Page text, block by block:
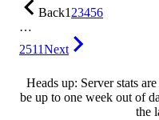
Back123456
…
2511Next
Heads up: Server stats
be up to one week out of
the